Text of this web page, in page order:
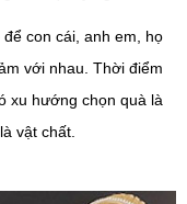
con cái, anh em, họ
với nhau. Thời điểm
xu hướng chọn quà là
vật chất.